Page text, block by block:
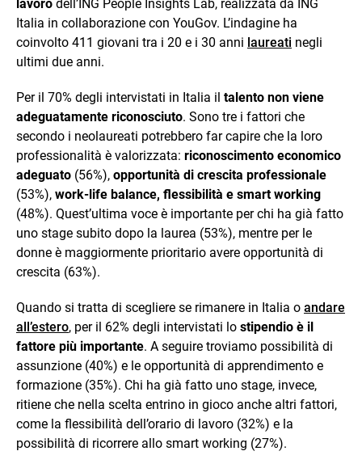
lavoro dell’ING People Insights Lab, realizzata da ING
Italia in collaborazione con YouGov. L’indagine ha
coinvolto 411 giovani tra i 20 e i 30 anni laureati negli
ultimi due anni.
Per il 70% degli intervistati in Italia il talento non viene
adeguatamente riconosciuto. Sono tre i fattori che
secondo i neolaureati potrebbero far capire che la loro
professionalità è valorizzata: riconoscimento economico
adeguato (56%), opportunità di crescita professionale
(53%), work-life balance, flessibilità e smart working
(48%). Quest’ultima voce è importante per chi ha già fatto
uno stage subito dopo la laurea (53%), mentre per le
donne è maggiormente prioritario avere opportunità di
crescita (63%).
Quando si tratta di scegliere se rimanere in Italia o andare
all’estero, per il 62% degli intervistati lo stipendio è il
fattore più importante. A seguire troviamo possibilità di
assunzione (40%) e le opportunità di apprendimento e
formazione (35%). Chi ha già fatto uno stage, invece,
ritiene che nella scelta entrino in gioco anche altri fattori,
come la flessibilità dell’orario di lavoro (32%) e la
possibilità di ricorrere allo smart working (27%).